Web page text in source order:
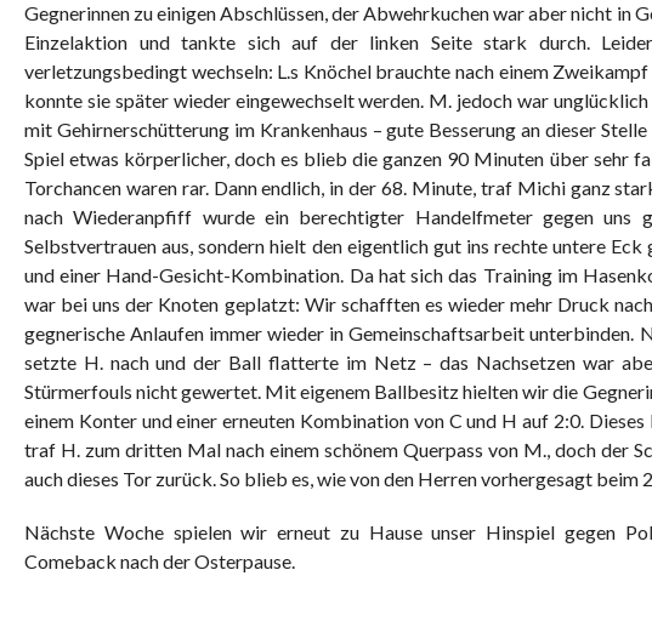
Gegnerinnen zu einigen Abschlüssen, der Abwehrkuchen war aber nicht in
Einzelaktion und tankte sich auf der linken Seite stark durch.
verletzungsbedingt wechseln: L.s Knöchel brauchte nach einem
konnte sie später wieder eingewechselt werden. M. jedoch war
mit Gehirnerschütterung im Krankenhaus – gute Besserung an dieser
Spiel etwas körperlicher, doch es blieb die ganzen 90 Minuten über sehr
Torchancen waren rar. Dann endlich, in der 68. Minute, traf Michi ganz
nach Wiederanpfiff wurde ein berechtigter Handelfmeter gegen
Selbstvertrauen aus, sondern hielt den eigentlich gut ins rechte untere
und einer Hand-Gesicht-Kombination. Da hat sich das Training im
war bei uns der Knoten geplatzt: Wir schafften es wieder mehr Druck
gegnerische Anlaufen immer wieder in Gemeinschaftsarbeit unterbinden.
setzte H. nach und der Ball flatterte im Netz – das Nachsetzen war
Stürmerfouls nicht gewertet. Mit eigenem Ballbesitz hielten wir die
einem Konter und einer erneuten Kombination von C und H auf 2:0.
traf H. zum dritten Mal nach einem schönem Querpass von M., doch der
auch dieses Tor zurück. So blieb es, wie von den Herren vorhergesagt beim
Nächste Woche spielen wir erneut zu Hause unser Hinspiel gegen
Comeback nach der Osterpause.